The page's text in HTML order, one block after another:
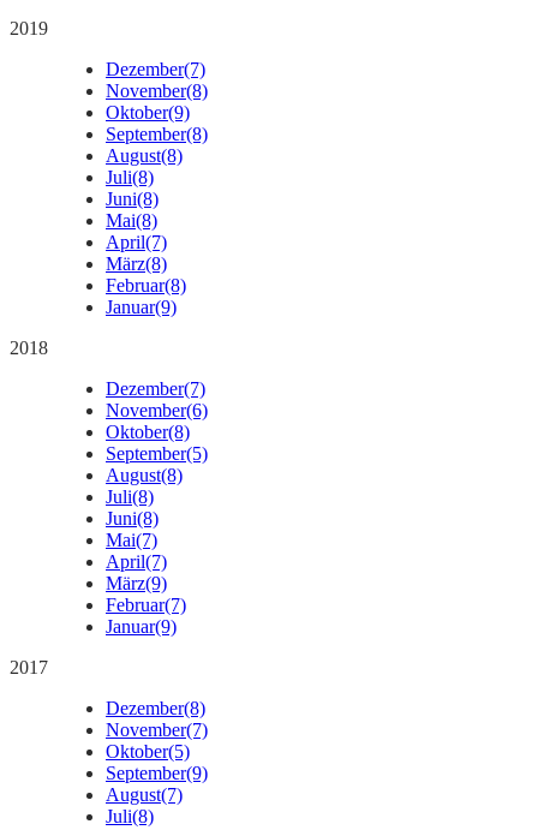
2019
Dezember(7)
November(8)
Oktober(9)
September(8)
August(8)
Juli(8)
Juni(8)
Mai(8)
April(7)
März(8)
Februar(8)
Januar(9)
2018
Dezember(7)
November(6)
Oktober(8)
September(5)
August(8)
Juli(8)
Juni(8)
Mai(7)
April(7)
März(9)
Februar(7)
Januar(9)
2017
Dezember(8)
November(7)
Oktober(5)
September(9)
August(7)
Juli(8)